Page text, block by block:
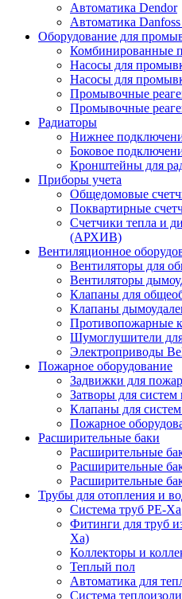
Автоматика Dendor
Автоматика
Оборудование для
Комбинированные
Насосы для
Насосы для
Промывочные
Промывочные
Радиаторы
Нижнее
Боковое
Кронштейны для
Приборы учета
Общедомовые
Поквартирные
Счетчики тепла и
(АРХИВ)
Вентиляционное
Вентиляторы для
Вентиляторы
Клапаны для
Клапаны
Противопожарные
Шумоглушители
Электроприводы
Пожарное оборудование
Задвижки для
Затворы для
Клапаны для
Пожарное
Расширительные баки
Расширительные
Расширительные
Расширительные
Трубы для отопления и
Система труб PE-Xa
Фитинги для труб
Xa)
Коллекторы и
Теплый пол
Автоматика для
Система